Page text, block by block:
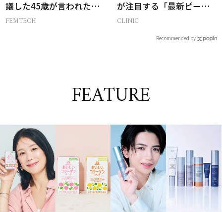
議した45歳が言われた暴
言【セックスレス AND
FEMTECH
が注目する「最新ピーリ
ング」で43歳が驚きの透
CLINIC
Recommended by
FEATURE